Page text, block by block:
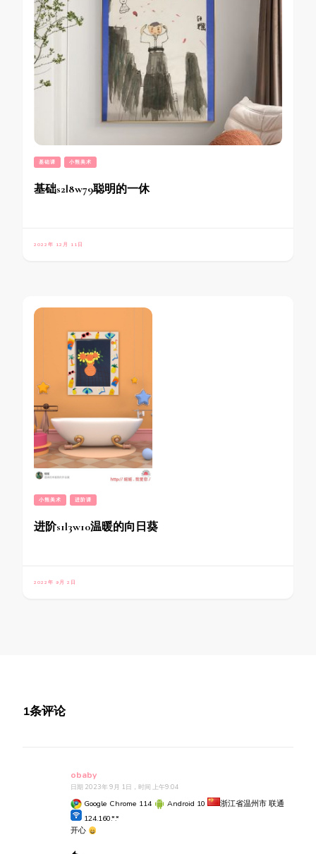
基础课 小熊美术
基础s2l8w79聪明的一休
2022年 12月 11日
小熊美术 进阶课
进阶s1l3w10温暖的向日葵
2022年 9月 2日
1条评论
obaby
日期 2023年 9月 1日，时间 上午9:04
Google Chrome 114 Android 10
浙江省温州市 联通
124.160.*.*
开心